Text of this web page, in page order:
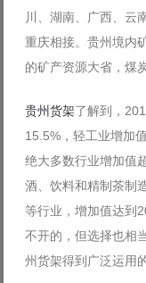
川、湖南、广西、云
重庆相接。贵州境内
的矿产资源大省，煤
贵州货架了解到，
15.5%，轻工业增加
绝大多数行业增加值
酒、饮料和精制茶制
等行业，增加值达到
不开的，但选择也相
州货架得到广泛运用